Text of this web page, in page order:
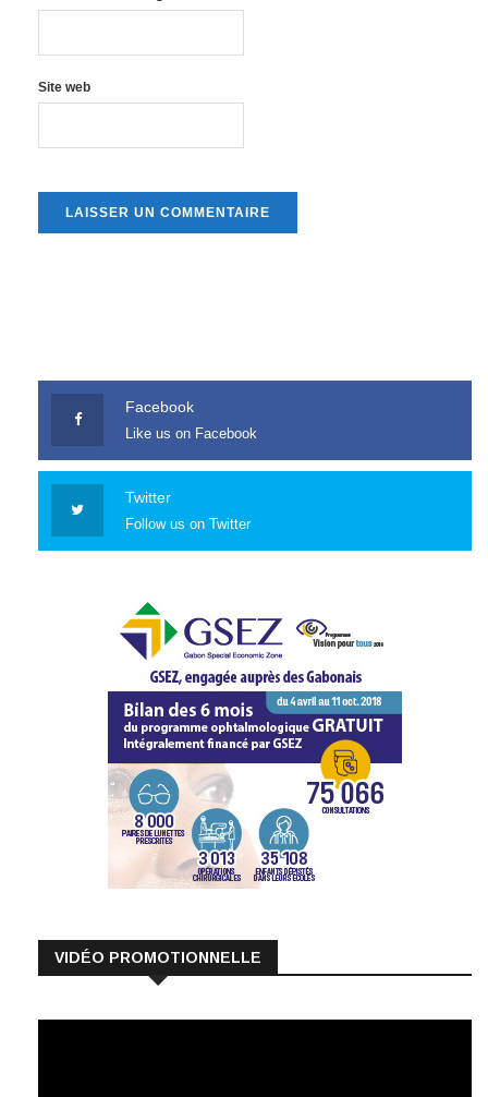
Site web
Facebook
Like us on Facebook
Twitter
Follow us on Twitter
VIDÉO PROMOTIONNELLE